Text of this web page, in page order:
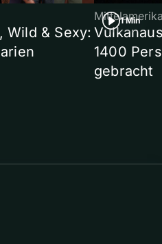
Wild & Sexy:
1 Min
1400
gebracht